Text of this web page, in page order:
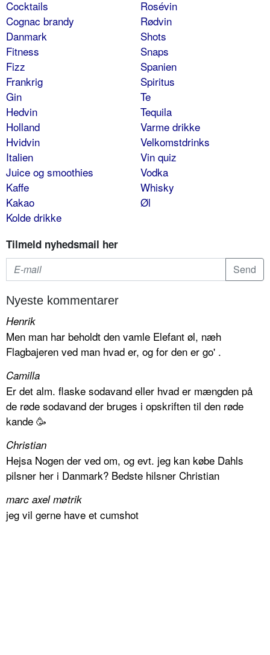
Cocktails
Cognac brandy
Danmark
Fitness
Fizz
Frankrig
Gin
Hedvin
Holland
Hvidvin
Italien
Juice og smoothies
Kaffe
Kakao
Kolde drikke
Rosévin
Rødvin
Shots
Snaps
Spanien
Spiritus
Te
Tequila
Varme drikke
Velkomstdrinks
Vin quiz
Vodka
Whisky
Øl
Tilmeld nyhedsmail her
Nyeste kommentarer
Henrik
Men man har beholdt den vamle Elefant øl, næh
Flagbajeren ved man hvad er, og for den er go' .
Camilla
Er det alm. flaske sodavand eller hvad er mængden på
de røde sodavand der bruges i opskriften til den røde
kande 🥳
Christian
Hejsa Nogen der ved om, og evt. jeg kan købe Dahls
pilsner her i Danmark? Bedste hilsner Christian
marc axel møtrik
jeg vil gerne have et cumshot